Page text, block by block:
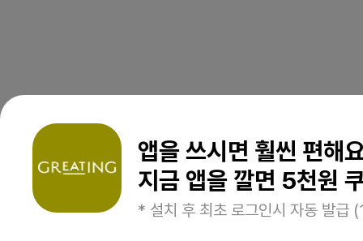
앱을 쓰시면 훨씬 편해
지금 앱을 깔면 5천원
* 설치 후 최초 로그인시 자동 발급